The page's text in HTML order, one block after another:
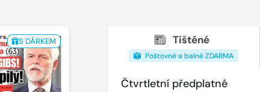
S DÁRKEM Tištěné
Poštovné a balné ZDARMA
Čtvrtletní předplatné